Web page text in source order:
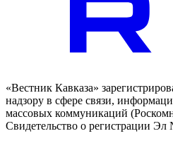
«Вестник Кавказа»
надзору в сфере связи,
массовых коммуникаций
Свидетельство о регистрации